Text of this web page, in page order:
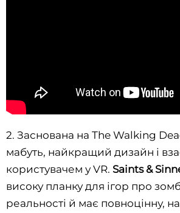
2. Заснована на The Walking
мабуть, найкращий дизайн і
користувачем у VR. Saints &
високу планку для ігор про
реальності й має повноцінну,